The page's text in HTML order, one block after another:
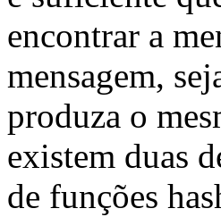
encontrar a
mensagem,
produza o
existem duas
de funções